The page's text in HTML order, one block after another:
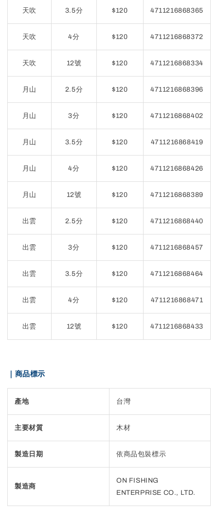
天吹 3.5分 $120 4711216868365
天吹 4分 $120 4711216868372
天吹 12號 $120 4711216868334
月山 2.5分 $120 4711216868396
月山 3分 $120 4711216868402
月山 3.5分 $120 4711216868419
月山 4分 $120 4711216868426
月山 12號 $120 4711216868389
出雲 2.5分 $120 4711216868440
出雲 3分 $120 4711216868457
出雲 3.5分 $120 4711216868464
出雲 4分 $120 4711216868471
出雲 12號 $120 4711216868433
｜商品標示
產地 台灣
主要材質 木材
製造日期 依商品包裝標示
製造商
ON FISHING
ENTERPRISE CO., LTD.